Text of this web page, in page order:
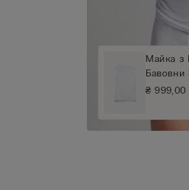
Майка з
Бавовни
₴ 999,00